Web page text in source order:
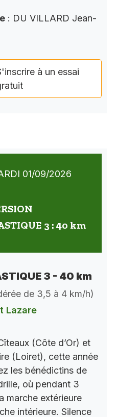
: DU VILLARD Jean-
à un essai
01/09/2026
3 : 40 km
3 - 40 km
de 3,5 à 4 km/h)
Lazare
(Côte d’Or) et
(Loiret), cette année
les bénédictins de
où pendant 3
marche extérieure
intérieure. Silence